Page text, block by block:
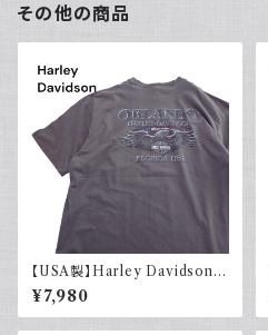
その他の商品
【USA製】Harley Davidson
ハーレーダビッドソン プリントT
シャツ 古着 フェードグレー 00s
イーグル 大きめ
¥7,980